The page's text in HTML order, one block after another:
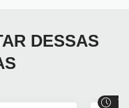
DESSAS